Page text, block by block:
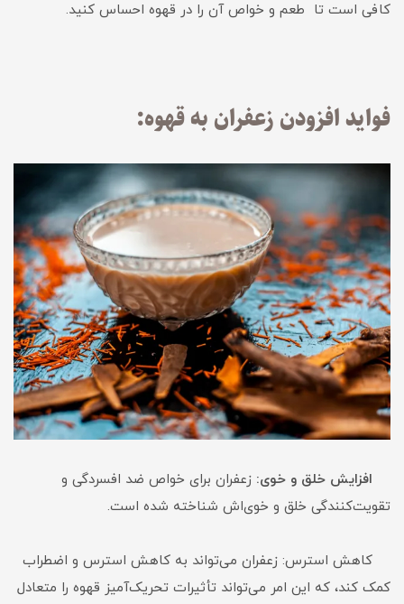
کافی است تا طعم و خواص آن را در قهوه احساس کنید.
فواید افزودن زعفران به قهوه:
افزایش خلق و خوی: زعفران برای خواص ضد افسردگی و
تقویت‌کنندگی خلق و خوی‌اش شناخته شده است.
کاهش استرس: زعفران می‌تواند به کاهش استرس و اضطراب
کمک کند، که این امر می‌تواند تأثیرات تحریک‌آمیز قهوه را متعادل